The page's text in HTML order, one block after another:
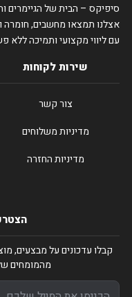
סיפיקס – הבית של הגיימרים
אצלנו תמצאו מחשבים, חומרה
עם ליווי מקצועי ותמיכה ללא
שירות לקוחות
צור קשר
מדיניות משלוחים
מדיניות החזרה
קבלו עדכונים על מבצעים,
מהמומחים